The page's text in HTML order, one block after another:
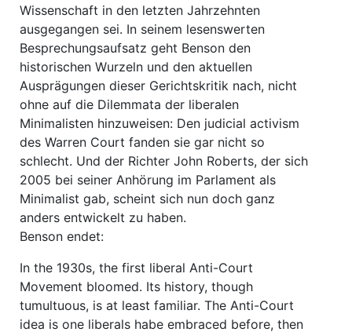
Wissenschaft in den letzten Jahrzehnten
ausgegangen sei. In seinem lesenswerten
Besprechungsaufsatz geht Benson den
historischen Wurzeln und den aktuellen
Ausprägungen dieser Gerichtskritik nach, nicht
ohne auf die Dilemmata der liberalen
Minimalisten hinzuweisen: Den judicial activism
des Warren Court fanden sie gar nicht so
schlecht. Und der Richter John Roberts, der sich
2005 bei seiner Anhörung im Parlament als
Minimalist gab, scheint sich nun doch ganz
anders entwickelt zu haben.
Benson endet:
In the 1930s, the first liberal Anti-Court
Movement bloomed. Its history, though
tumultuous, is at least familiar. The Anti-Court
idea is one liberals habe embraced before, then